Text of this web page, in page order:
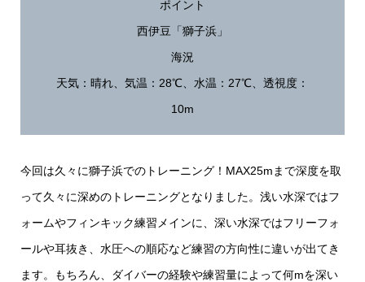
ポイント
西伊豆「獅子浜」
海況
天気：晴れ、気温：28℃、水温：27℃、透視度：
10m
今回は久々に獅子浜でのトレーニング！MAX25mまで深度を取
って久々に深めのトレーニングとなりました。浅い水深ではフ
ォームやフィンキック練習メインに、深い水深ではフリーフォ
ールや耳抜き、水圧への順応など練習の方向性に違いが出てき
ます。もちろん、ダイバーの経験や練習量によって何mを深い